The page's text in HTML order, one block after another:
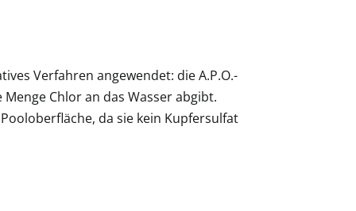
Verfahren angewendet: die A.P.O.-
Chlor an das Wasser abgibt.
da sie kein Kupfersulfat